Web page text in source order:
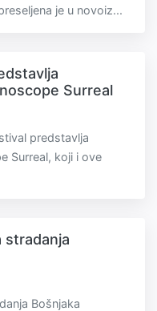
je u novoiz...
Surreal
predstavlja
Surreal, koji i ove
stradanja
Bošnjaka